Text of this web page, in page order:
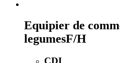
Equipier de
legumesF/H
CDI